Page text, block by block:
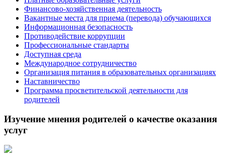
Финансово-хозяйственная деятельность
Вакантные места для приема (перевода) обучающихся
Информационная безопасность
Противодействие коррупции
Профессиональные стандарты
Доступная среда
Международное сотрудничество
Организация питания в образовательных организациях
Наставничество
Программа просветительской деятельности для
родителей
Изучение мнения родителей о качестве оказания
услуг